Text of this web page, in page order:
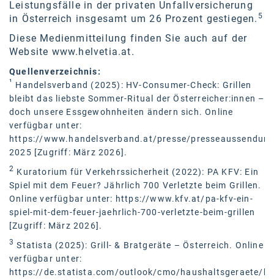
Leistungsfälle in der privaten Unfallversicherung
in Österreich insgesamt um 26 Prozent gestiegen. 5
Diese Medienmitteilung finden Sie auch auf der
Website www.helvetia.at.
Quellenverzeichnis:
¹ Handelsverband (2025): HV-Consumer-Check: Grillen
bleibt das liebste Sommer-Ritual der Österreicher:innen –
doch unsere Essgewohnheiten ändern sich. Online
verfügbar unter:
https://www.handelsverband.at/presse/
2025 [Zugriff: März 2026].
2 Kuratorium für Verkehrssicherheit (2022): PA KFV: Ein
Spiel mit dem Feuer? Jährlich 700 Verletzte beim Grillen.
Online verfügbar unter: https://www.kfv.at/pa-kfv-ein-
spiel-mit-dem-feuer-jaehrlich-700-verletzte-beim-grillen
[Zugriff: März 2026].
3 Statista (2025): Grill- & Bratgeräte – Österreich. Online
verfügbar unter:
https://de.statista.com/outlook/cmo/haushaltsgeraete/